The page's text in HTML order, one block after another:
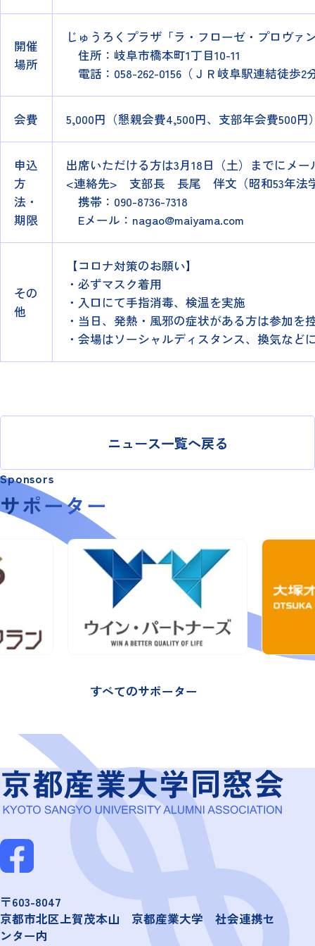
開催
場所
じゅうろくプラザ「ラ・フローゼ・プロヴァ
住所：岐阜市橋本町1丁目10-11
電話：058-262-0156（ＪＲ岐阜駅連結徒歩2
会費 5,000円（懇親会費4,500円、支部年会費500円
申込
方
法・
期限
出席いただける方は3月18日（土）までにメ
<連絡先> 支部長 長尾 伴文（昭和53年法
携帯：090-8736-7318
Eメール：nagao@maiyama.com
その
他
【コロナ対策のお願い】
・必ずマスク着用
・入口にて手指消毒、検温を実施
・当日、発熱・風邪の症状がある方は参加を
・会場はソーシャルディスタンス、換気など
ニュース一覧へ戻る
Sponsors
サポーター
すべてのサポーター
〒603-8047
京都市北区上賀茂本山 京都産業大学 社会連携セ
ンター内